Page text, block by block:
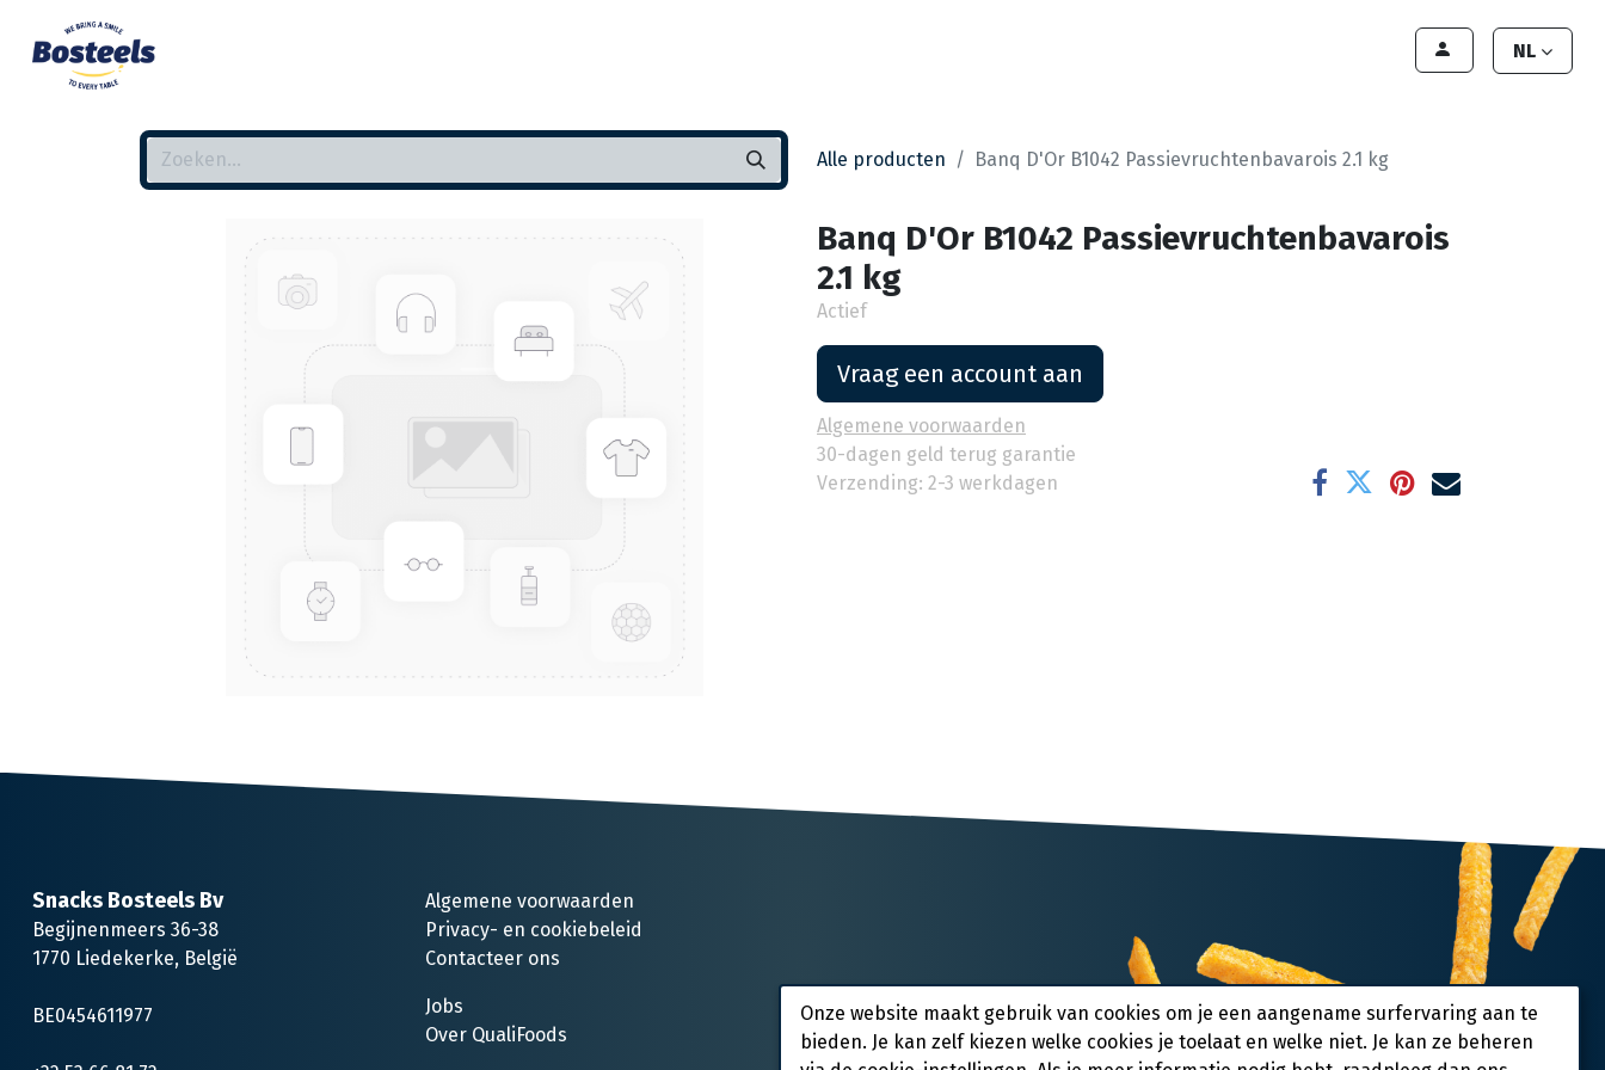
NL
Alle producten Banq D'Or B1042 Passievruchtenbavarois 2.1 kg
Banq D'Or B1042 Passievruchtenbavarois
2.1 kg
Actief
Vraag een account aan
Algemene voorwaarden
30-dagen geld terug garantie
Verzending: 2-3 werkdagen
Snacks Bosteels Bv
Begijnenmeers 36-38
1770 Liedekerke, België
BE0454611977
Algemene voorwaarden
Privacy- en cookiebeleid
Contacteer ons
Jobs
Over QualiFoods
Onze website maakt gebruik van cookies om je een aangename surfervaring aan te
bieden. Je kan zelf kiezen welke cookies je toelaat en welke niet. Je kan ze beheren